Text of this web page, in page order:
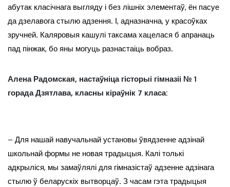
абутак класічнага выгляду і без лішніх элементаў, ён пасуе
да дзелавога стылю адзення. І, адназначна, у красоўках
зручней. Каляровыя кашулі таксама хацелася б апранаць
пад пінжак, бо яны могуць разнастаіць вобраз.
Алена Радомская, настаўніца гісторыі гімназіі № 1
горада Дзятлава, класны кіраўнік 7 класа:
– Для нашай навучальнай установы ўвядзенне адзінай
школьнай формы не новая традыцыя. Калі толькі
адкрыліся, мы замаўлялі для гімназістаў адзенне адзінага
стылю ў беларускіх вытворцаў. З часам гэта традыцыя